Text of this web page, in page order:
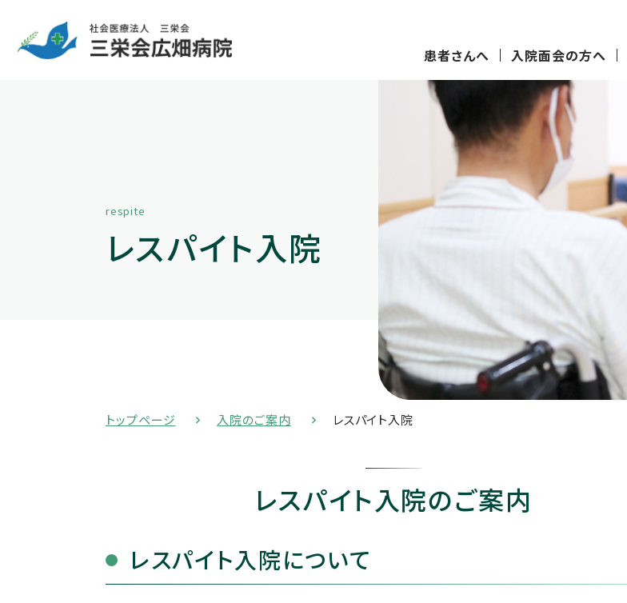
患者さんへ 入院面会の方へ
respite
レスパイト入院
トップページ 入院のご案内 レスパイト入院
レスパイト入院のご案内
レスパイト入院について